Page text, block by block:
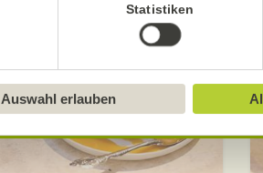
Statistiken
Auswahl erlauben